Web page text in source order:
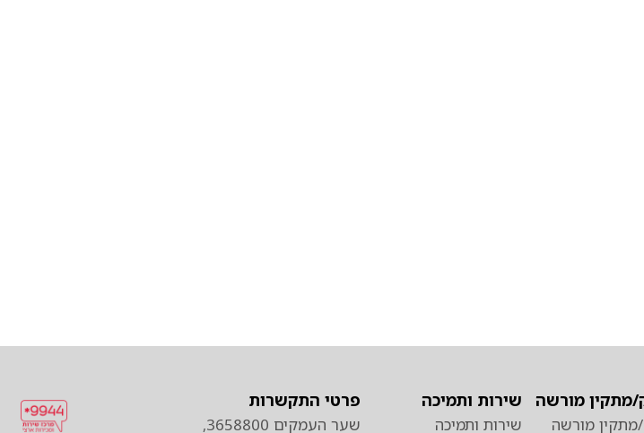
מתקין מורשה
מתקין מורשה
שירות ותמיכה
שירות ותמיכה
פרטי התקשרות
שער העמקים 3658800,